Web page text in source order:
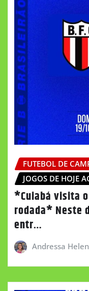
FUTEBOL DE
JOGOS DE HOJE
*Cuiabá visita
rodada* Neste
entr…
Andressa